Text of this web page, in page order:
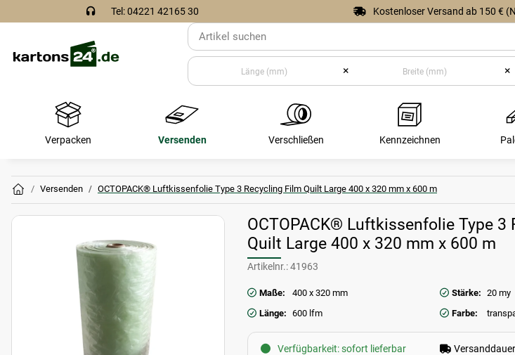
Tel: 04221 42165 30 Kostenloser Versand ab 150 €
× ×
Verpacken Versenden Verschließen Kennzeichnen
Versenden OCTOPACK® Luftkissenfolie Type 3 Recycling Film Quilt Large 400 x 320 mm x 600 m
OCTOPACK® Luftkissenfolie Type 3
Quilt Large 400 x 320 mm x 600 m
Artikelnr.:41963
Maße: 400 x 320 mm Stärke: 20 my
Länge: 600 lfm Farbe:
Verfügbarkeit: sofort lieferbar